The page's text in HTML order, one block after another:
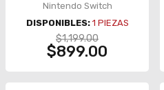
Nintendo Switch
DISPONIBLES: 1 PIEZAS
$1,199.00
$899.00